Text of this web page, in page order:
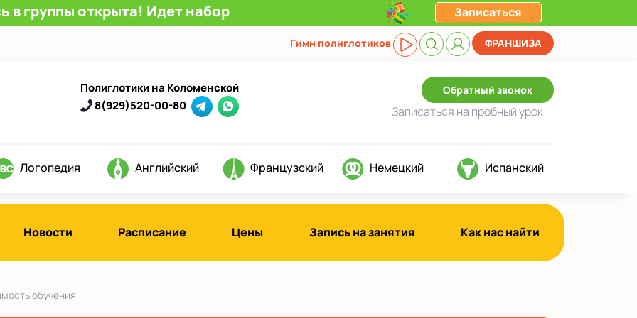
в группы открыта! Идет набор Записаться
Гимн полиглотиков ФРАНШИЗА
Полиглотики на Коломенской
8(929)520-00-80
Обратный звонок
Записаться на пробный урок
Логопедия Английский Французский Немецкий Испанский
Новости Расписание Цены Запись на занятия Как нас найти
обучения